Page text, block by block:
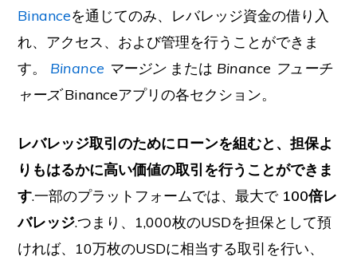
Binanceを通じてのみ、レバレッジ資金の借り入
れ、アクセス、および管理を行うことができま
す。 Binance マージンまたは Binance フューチ
ャーズBinanceアプリの各セクション。
レバレッジ取引のためにローンを組むと、担保よ
りもはるかに高い価値の取引を行うことができま
す.一部のプラットフォームでは、最大で 100倍レ
バレッジ.つまり、1,000枚のUSDを担保として預
ければ、10万枚のUSDに相当する取引を行い、